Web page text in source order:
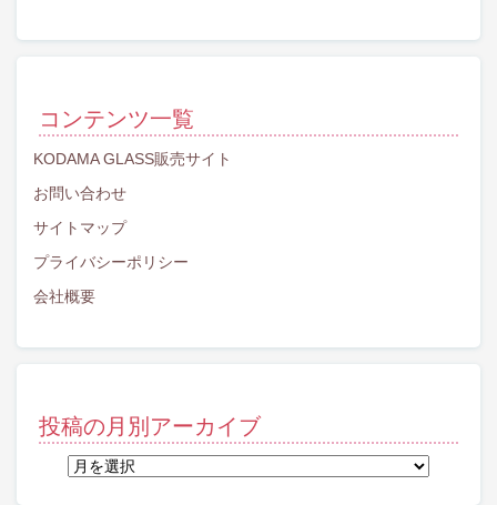
コンテンツ一覧
KODAMA GLASS販売サイト
お問い合わせ
サイトマップ
プライバシーポリシー
会社概要
投稿の月別アーカイブ